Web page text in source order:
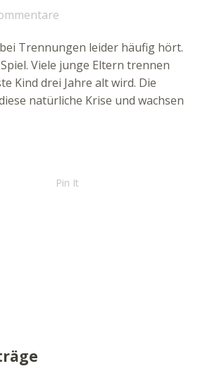
Trennungen leider häufig hört.
Viele junge Eltern trennen
Kind drei Jahre alt wird. Die
natürliche Krise und wachsen
Pin It